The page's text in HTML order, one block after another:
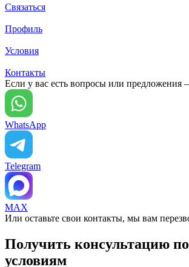
Связаться
Профиль
Условия
Контакты
Если у вас есть вопросы или предложения
WhatsApp
Telegram
MAX
Или оставьте свои контакты, мы вам
Получить консультацию
условиям